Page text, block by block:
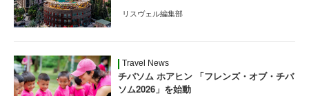
リスヴェル編集部
Travel News
チバソム ホアヒン 「フレンズ・オブ・チバ
ソム2026」を始動